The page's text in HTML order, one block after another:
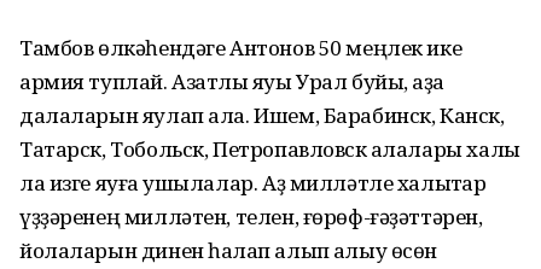
Тамбов өлкәһендәге Антонов 50 меңлек ике
армия туплай. Азатлыҡ яуы Урал буйы, ҡаҙаҡ
далаларын яулап ала. Ишем, Барабинск, Канск,
Татарск, Тобольск, Петропавловск ҡалалары халҡы
ла изге яуға ҡушылалар. Аҙ милләтле халыҡтар
үҙҙәренең милләтен, телен, ғөрөф-ғәҙәттәрен,
йолаларын динен һаҡлап алып ҡалыу өсөн